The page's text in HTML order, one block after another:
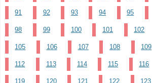
91 92 93 94 95
98 99 100 101 102
105 106 107 108 109
112 113 114 115 116
119 120 121 122 123